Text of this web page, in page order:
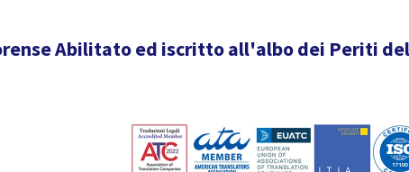
Abilitato ed iscritto all'albo dei Periti